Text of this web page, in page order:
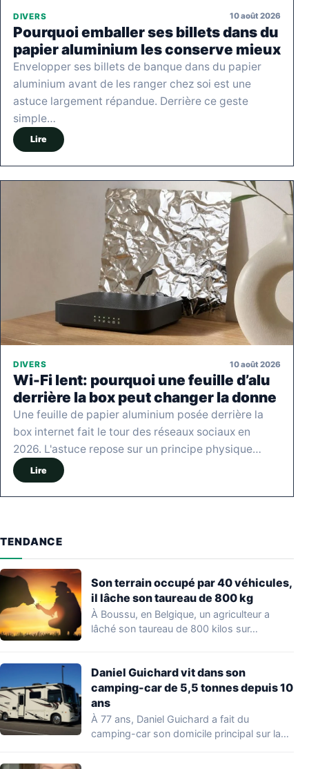
DIVERS 10 août 2026
Pourquoi emballer ses billets dans du
papier aluminium les conserve mieux
Envelopper ses billets de banque dans du papier
aluminium avant de les ranger chez soi est une
astuce largement répandue. Derrière ce geste
simple…
Lire
DIVERS 10 août 2026
Wi-Fi lent: pourquoi une feuille d’alu
derrière la box peut changer la donne
Une feuille de papier aluminium posée derrière la
box internet fait le tour des réseaux sociaux en
2026. L'astuce repose sur un principe physique…
Lire
TENDANCE
Son terrain occupé par 40 véhicules,
il lâche son taureau de 800 kg
À Boussu, en Belgique, un agriculteur a
lâché son taureau de 800 kilos sur…
Daniel Guichard vit dans son
camping-car de 5,5 tonnes depuis 10
ans
À 77 ans, Daniel Guichard a fait du
camping-car son domicile principal sur la…